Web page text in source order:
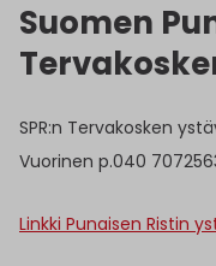
Suomen
SPR:n Tervakosken
Vuorinen p.040
Linkki Punaisen Ristin